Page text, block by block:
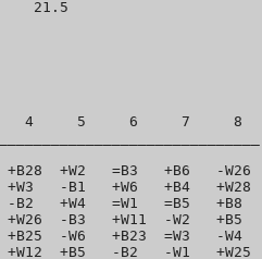
4     5     6     7     8
+B28  +W2   =B3   +B6   -W26
+W3   -B1   +W6   +B4   +W28
-B2   +W4   =W1   =B5   +B8
+W26  -B3   +W11  -W2   +B5
+B25  -W6   +B23  =W3   -W4
+W12  +B5   -B2   -W1   +W25